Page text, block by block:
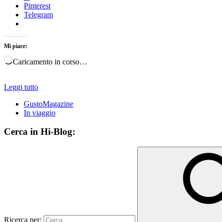
Pinterest
Telegram
Mi piace:
Caricamento in corso…
Leggi tutto
GustoMagazine
In viaggio
Cerca in Hi-Blog:
Ricerca per: